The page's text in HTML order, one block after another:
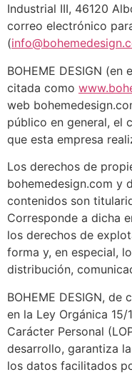
Industrial III, 46120
correo electrónico
(
BOHEME DESIGN
citada como
web
público en general, el
que esta empresa
Los derechos de
bohemedesign.com y
contenidos son
Corresponde a dicha
los derechos de
forma y, en especial,
distribución,
BOHEME DESIGN,
en la Ley Orgánica
Carácter Personal
desarrollo, garantiza
los datos facilitados